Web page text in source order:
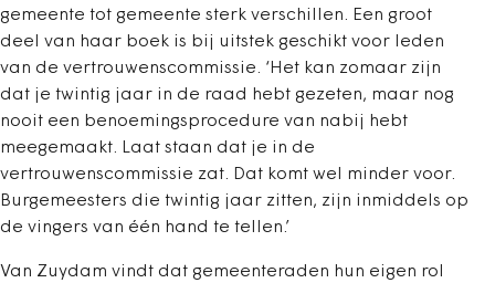
gemeente tot gemeente sterk verschillen. Een groot
deel van haar boek is bij uitstek geschikt voor leden
van de vertrouwenscommissie. ‘Het kan zomaar zijn
dat je twintig jaar in de raad hebt gezeten, maar nog
nooit een benoemingsprocedure van nabij hebt
meegemaakt. Laat staan dat je in de
vertrouwenscommissie zat. Dat komt wel minder voor.
Burgemeesters die twintig jaar zitten, zijn inmiddels op
de vingers van één hand te tellen.’
Van Zuydam vindt dat gemeenteraden hun eigen rol